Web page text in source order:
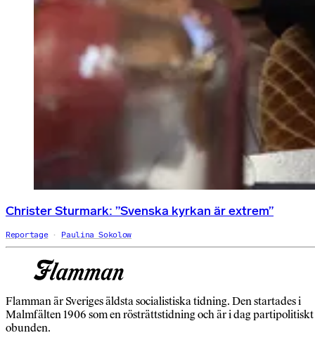
Christer Sturmark: ”Svenska kyrkan är extrem”
Reportage Paulina Sokolow
Flamman är Sveriges äldsta socialistiska tidning. Den startades i
Malmfälten 1906 som en rösträttstidning och är i dag partipolitiskt
obunden.